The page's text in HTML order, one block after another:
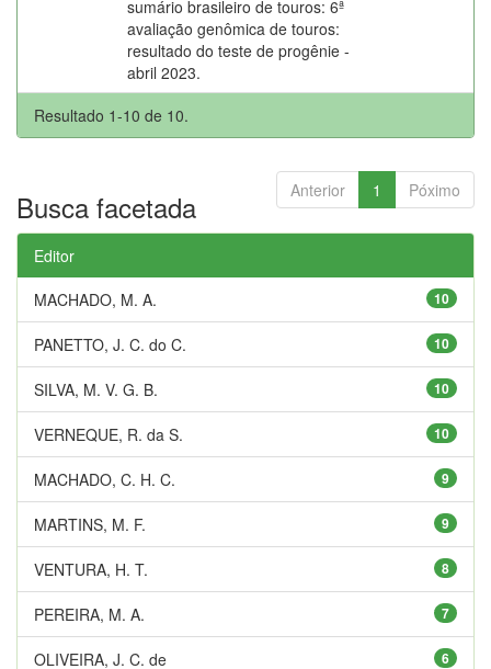
sumário brasileiro de touros: 6ª
avaliação genômica de touros:
resultado do teste de progênie -
abril 2023.
Resultado 1-10 de 10.
Anterior 1 Póximo
Busca facetada
Editor
10
MACHADO, M. A.
10
PANETTO, J. C. do C.
10
SILVA, M. V. G. B.
10
VERNEQUE, R. da S.
9
MACHADO, C. H. C.
9
MARTINS, M. F.
8
VENTURA, H. T.
7
PEREIRA, M. A.
6
OLIVEIRA, J. C. de